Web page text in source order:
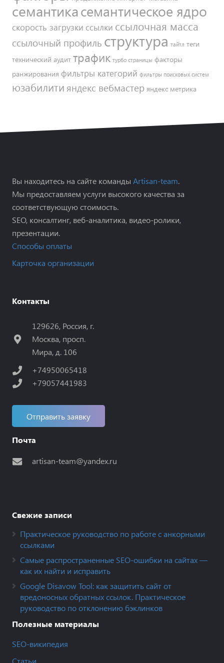
семантикасемантическое ядро
скорость загрузки ссылки ссылочная масса
ссылочный профиль структура тайтл теги
технический аудит трафик турбо страницы факторы
ранжирования фильтры категорий фильтры поисковых систем
юзабилити яндекс вебмастер яндекс метрика
Вы находитесь на сайте команды Artisan-team.
Мы предоставляем услуги высокого качества за
соответствующую стоимость.
SEO, консалтинг, веб-аналитика, видео-ролики,
презентации.
Способы оплаты
Карточка организации
Контакты
129626, Россия, г.
Москва, просп.
Мира, д. 106
+74950065418
+79057441983
Отправить заявку
Почта
artisan-team@yandex.ru
Свежие записи
Практическое руководство по работе с анкорными
ссылками
Самые распространенные SEO-ошибки на сайтах —
как их найти и исправить
Google Disavow Tool: как защитить сайт от
вредоносных обратных ссылок. Практическое
руководство по отклонению бэклинков
Полезные материалы
SEO-википедия
Статьи